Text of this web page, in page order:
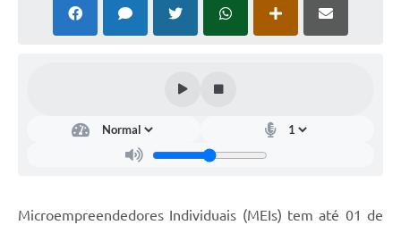
Microempreendedores Individuais (MEIs) tem até 01 de